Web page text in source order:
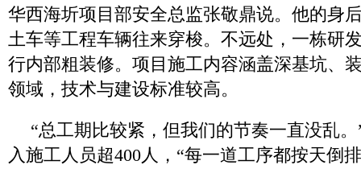
华西海圻项目部安全总监张敬鼎说。他的身
土车等工程车辆往来穿梭。不远处，一栋研
行内部粗装修。项目施工内容涵盖深基坑、
领域，技术与建设标准较高。
“总工期比较紧，但我们的节奏一直没乱
入施工人员超400人，“每一道工序都按天倒